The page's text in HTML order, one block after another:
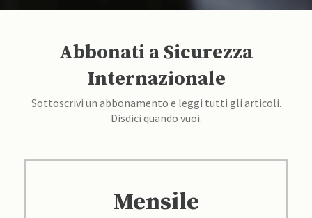
Abbonati a Sicurezza
Internazionale
Sottoscrivi un abbonamento e leggi tutti gli articoli.
Disdici quando vuoi.
Mensile